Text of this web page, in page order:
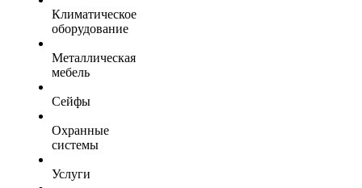
Климатическое
оборудование
Металлическая
мебель
Сейфы
Охранные
системы
Услуги